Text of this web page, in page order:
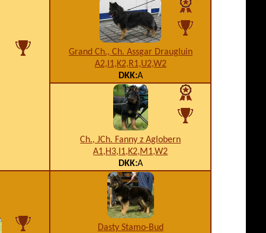
Grand Ch., Ch. Assgar Draugluin
A2,I1,K2,R1,U2,W2
DKK:A
Ch., JCh. Fanny z Aglobern
A1,H3,I1,K2,M1,W2
DKK:A
Dasty Stamo-Bud